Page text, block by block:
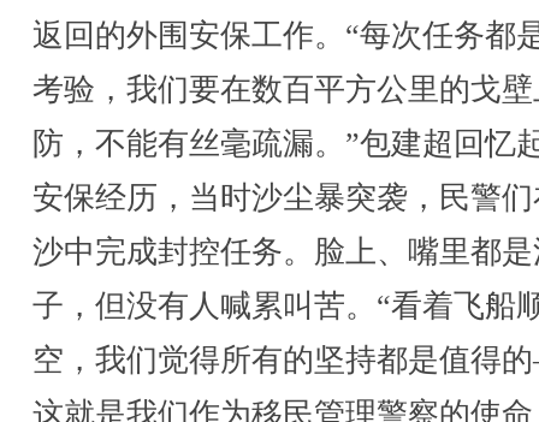
返回的外围安保工作。“每次任务都
考验，我们要在数百平方公里的戈
防，不能有丝毫疏漏。”包建超回忆
安保经历，当时沙尘暴突袭，民警
沙中完成封控任务。脸上、嘴里都
子，但没有人喊累叫苦。“看着飞船
空，我们觉得所有的坚持都是值得
这就是我们作为移民管理警察的使